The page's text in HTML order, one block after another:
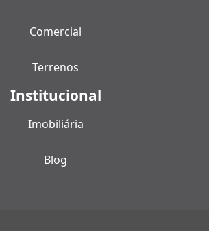
Comercial
Terrenos
Institucional
Imobiliária
Blog